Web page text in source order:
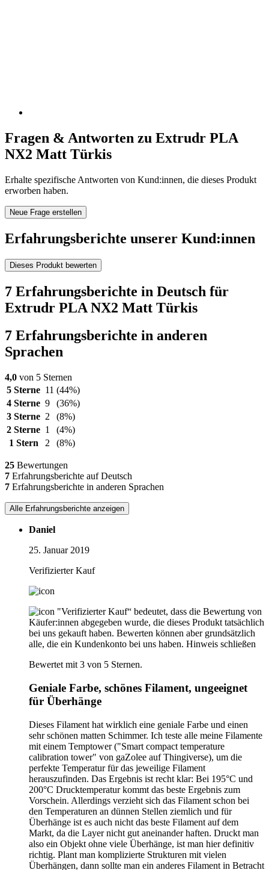
Fragen & Antworten zu Extrudr PLA
NX2 Matt Türkis
Erhalte spezifische Antworten von Kund:innen, die dieses Produkt
erworben haben.
Neue Frage erstellen
Erfahrungsberichte unserer Kund:innen
Dieses Produkt bewerten
7 Erfahrungsberichte in Deutsch für
Extrudr PLA NX2 Matt Türkis
7 Erfahrungsberichte in anderen
Sprachen
4,0 von 5 Sternen
5 Sterne 11 (44%)
4 Sterne 9
(36%)
3 Sterne 2
(8%)
2 Sterne 1
(4%)
1 Stern
2 (8%)
25 Bewertungen
7 Erfahrungsberichte auf Deutsch
7 Erfahrungsberichte in anderen Sprachen
Alle Erfahrungsberichte anzeigen
Daniel
25. Januar 2019
Verifizierter Kauf
"Verifizierter Kauf“ bedeutet, dass die Bewertung von
Käufer:innen abgegeben wurde, die dieses Produkt tatsächlich
bei uns gekauft haben. Bewerten können aber grundsätzlich
alle, die ein Kundenkonto bei uns haben. Hinweis schließen
Bewertet mit 3 von 5 Sternen.
Geniale Farbe, schönes Filament, ungeeignet
für Überhänge
Dieses Filament hat wirklich eine geniale Farbe und einen
sehr schönen matten Schimmer. Ich teste alle meine Filamente
mit einem Temptower ("Smart compact temperature
calibration tower" von gaZolee auf Thingiverse), um die
perfekte Temperatur für das jeweilige Filament
herauszufinden. Das Ergebnis ist recht klar: Bei 195°C und
200°C Drucktemperatur kommt das beste Ergebnis zum
Vorschein. Allerdings verzieht sich das Filament schon bei
den Temperaturen an dünnen Stellen ziemlich und für
Überhänge ist es auch nicht das beste Filament auf dem
Markt, da die Layer nicht gut aneinander haften. Druckt man
also ein Objekt ohne viele Überhänge, ist man hier definitiv
richtig. Plant man komplizierte Strukturen mit vielen
Überhängen, dann sollte man ein anderes Filament in Betracht